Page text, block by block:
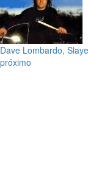
Dave Lombardo,
próximo